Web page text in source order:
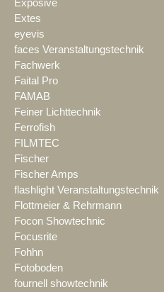
Exposive
Extes
eyevis
faces Veranstaltungstechnik
Fachwerk
Faital Pro
FAMAB
Feiner Lichttechnik
Ferrofish
FILMTEC
Fischer
Fischer Amps
flashlight Veranstaltungstechnik
Flottmeier & Rehrmann
Focon Showtechnic
Focusrite
Fohhn
Fotoboden
fournell showtechnik